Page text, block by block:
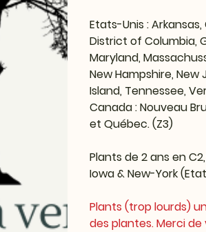
Etats-Unis :
District of Columbia,
Maryland,
New Hampshire, New
Island, Tennessee,
Canada : Nouveau
et Québec. (Z3)
Plants de 2 ans en
Iowa & New-York
Plants (trop lourds)
des plantes. Merci